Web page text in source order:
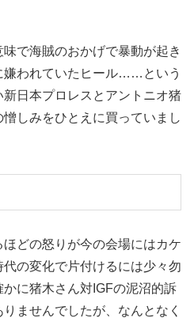
で海賊のおかげで暴動が起き
嫌われていたヒール……という
日本プロレスとアントニオ猪
しみをひとえに買っていまし
どの怒りが今の会場にはカケ
の変化で片付けるには少々勿
に猪木さん対IGFの泥沼的訴
ませんでしたが、なんとなく